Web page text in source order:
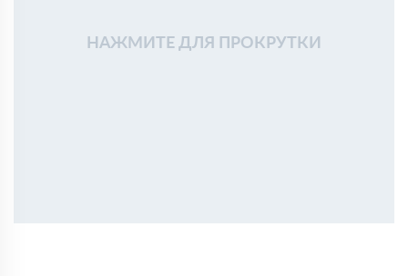
НАЖМИТЕ ДЛЯ ПРОКРУТКИ